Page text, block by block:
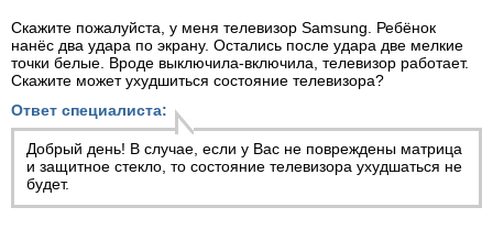
Скажите пожалуйста, у меня телевизор Samsung. Ребёнок
нанёс два удара по экрану. Остались после удара две мелкие
точки белые. Вроде выключила-включила, телевизор работает.
Скажите может ухудшиться состояние телевизора?
Ответ специалиста:
Добрый день! В случае, если у Вас не повреждены матрица
и защитное стекло, то состояние телевизора ухудшаться не
будет.